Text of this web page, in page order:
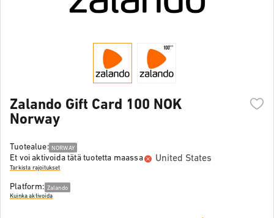
Zalando Gift Card 100 NOK
Norway
Tuotealue: NORWAY
Et voi aktivoida tätä tuotetta maassa United States
Tarkista rajoitukset
Platform: Zalando
Kuinka aktivoida